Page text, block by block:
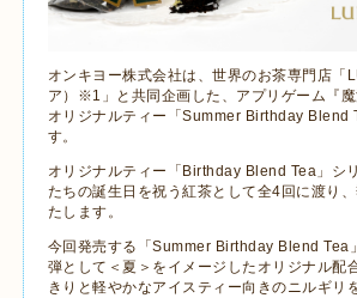
オンキヨー株式会社は、世界のお茶専門店「
ア）※1 」と共同企画した、アプリゲーム『
オリジナルティー「Summer Birthday Blend
す。
オリジナルティー「 Birthday Blend Tea 」シ
たちの誕生日を祝う紅茶として全4 回に渡り
たします。
今回発売する「Summer Birthday Blend Tea
弾として＜夏＞をイメージしたオリジナル配
きりと軽やかなアイスティー向きのニルギリ